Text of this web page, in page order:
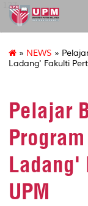
127
» NEWS »
Ladang' Fakulti
Pelajar
Ladang'
UPM